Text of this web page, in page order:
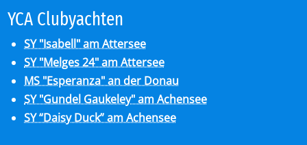
YCA Club­y­ach­ten
SY "Isabell" am Attersee
SY "Melges 24" am Attersee
MS "Esperanza" an der Donau
SY "Gundel Gaukeley" am Achensee
SY “Daisy Duck” am Achensee